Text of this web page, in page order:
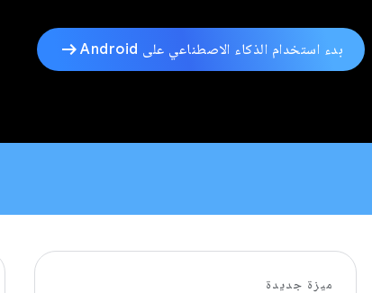
بدء استخدام الذكاء الاصطناعي على Android arrow_right_alt
ميزة جديدة